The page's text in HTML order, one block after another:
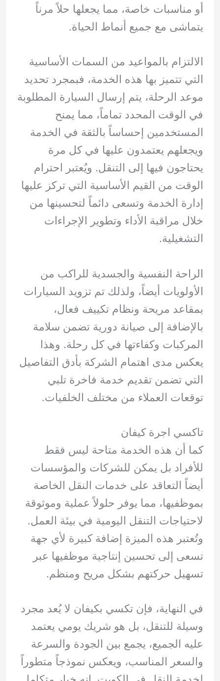
أو مناسبات خاصة، مما يجعلها حلاً مرناً
يتماشى مع جميع أنماط الحياة.
الالتزام بالمواعيد من السمات الأساسية
التي تتميز بها هذه الخدمة، فبمجرد تحديد
موعد الرحلة، يتم إرسال السيارة المطلوبة
في الوقت المحدد تماماً، مما يمنح
المستخدمين إحساساً بالثقة في الخدمة
ويجعلهم يعتمدون عليها في كل مرة
يحتاجون فيها إلى التنقل. ويُعتبر احترام
الوقت من القيم الأساسية التي تركز عليها
إدارة الخدمة وتسعى دائماً لتحسينها من
خلال مراقبة الأداء وتطوير الإجراءات
التشغيلية.
الراحة النفسية والجسدية للراكب من
الأولويات أيضاً، ولذلك تم تزويد السيارات
بمقاعد مريحة ونظام تكييف فعال،
بالإضافة إلى صيانة دورية تضمن سلامة
المركبات وكفاءتها في كل رحلة. وهذا
يعكس مدى اهتمام الشركة بأدق التفاصيل
التي تضمن تقديم خدمة فاخرة تلبي
توقعات العملاء من مختلف الخلفيات.
تاكسي اجرة كيفان
كما أن هذه الخدمة متاحة ليس فقط
للأفراد بل يمكن للشركات والمؤسسات
أيضاً التعاقد على خدمات النقل الخاصة
بموظفيها، مما يوفر حلولاً عملية وموثوقة
لاحتياجات التنقل اليومية في بيئة العمل.
وتُعتبر هذه الميزة إضافة كبيرة لأي جهة
تسعى إلى تحسين إنتاجية موظفيها عبر
تسهيل حركتهم بشكل مريح ومنظم.
في النهاية، فإن تكسي بكيفان لا يُعد مجرد
وسيلة للتنقل، بل هو شريك يومي يعتمد
عليه الجميع، يجمع بين الجودة والسرعة
والسعر المناسب، ويعكس نموذجاً متطوراً